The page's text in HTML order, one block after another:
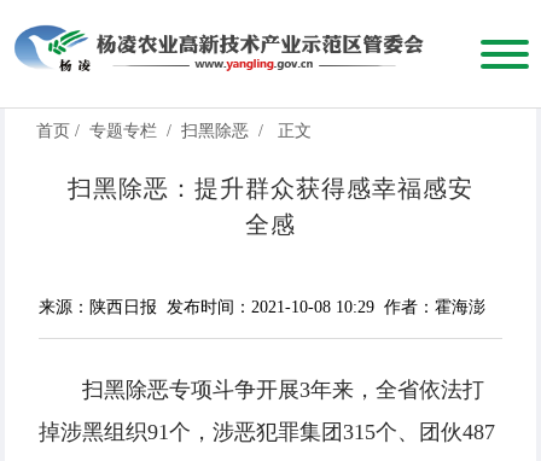
首页 / 专题专栏 / 扫黑除恶 / 正文
扫黑除恶：提升群众获得感幸福感安
全感
来源：陕西日报 发布时间：2021-10-08 10:29 作者：霍海澎
扫黑除恶专项斗争开展3年来，全省依法打
掉涉黑组织91个，涉恶犯罪集团315个、团伙487